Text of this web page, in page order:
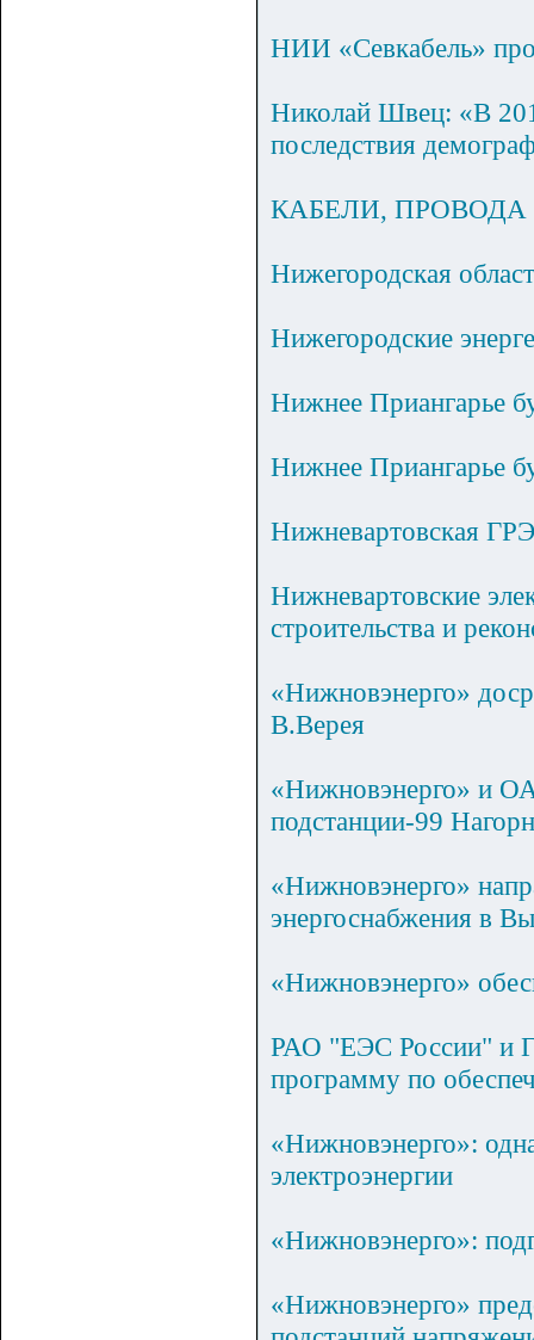
НИИ «Севкабель»
Николай Швец: «В
последствия
КАБЕЛИ, ПРОВОДА
Нижегородская
Нижегородские
Нижнее Приангарье
Нижнее Приангарье
Нижневартовская
Нижневартовские
строительства и
«Нижновэнерго»
В.Верея
«Нижновэнерго» и
подстанции-99
«Нижновэнерго»
энергоснабжения в
«Нижновэнерго»
РАО "ЕЭС России" и
программу по
«Нижновэнерго»:
электроэнергии
«Нижновэнерго»:
«Нижновэнерго»